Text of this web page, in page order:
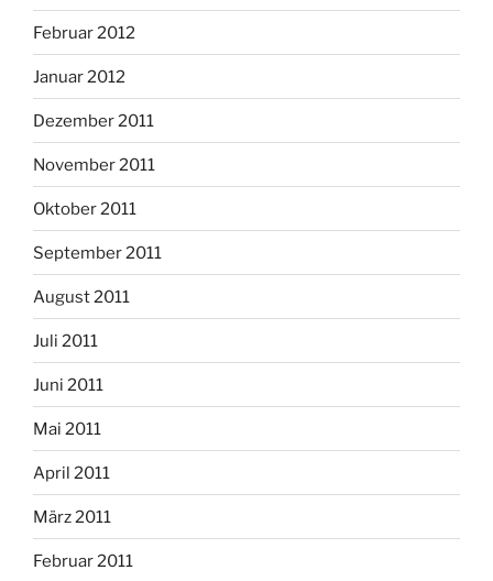
Februar 2012
Januar 2012
Dezember 2011
November 2011
Oktober 2011
September 2011
August 2011
Juli 2011
Juni 2011
Mai 2011
April 2011
März 2011
Februar 2011